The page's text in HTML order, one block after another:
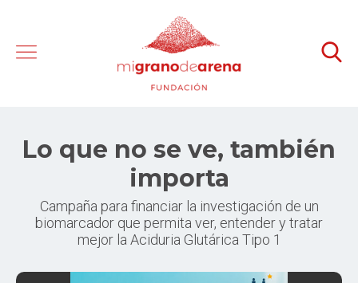
Lo que no se ve, también
importa
Campaña para financiar la investigación de un
biomarcador que permita ver, entender y tratar
mejor la Aciduria Glutárica Tipo 1